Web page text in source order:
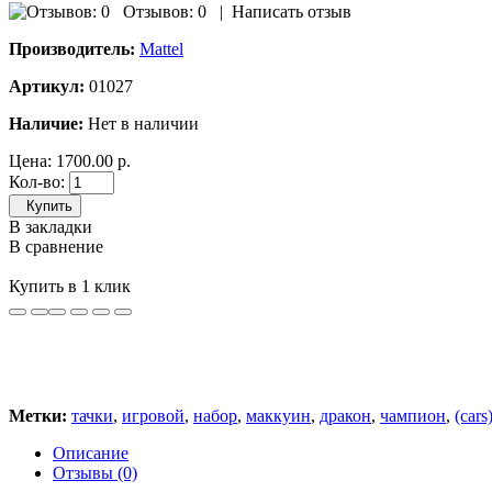
Отзывов: 0 | Написать отзыв
Производитель: Mattel
Артикул: 01027
Наличие: Нет в наличии
Цена: 1700.00 р.
Кол-во:
Купить
В закладки
В сравнение
Купить в 1 клик
Метки: тачки, игровой, набор, маккуин, дракон, чампион,
Описание
Отзывы (0)